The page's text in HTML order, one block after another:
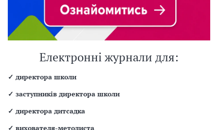
Електронні журнали для:
✓ директора школи
✓ заступників директора школи
✓ директора дитсадка
✓ вихователя-методиста